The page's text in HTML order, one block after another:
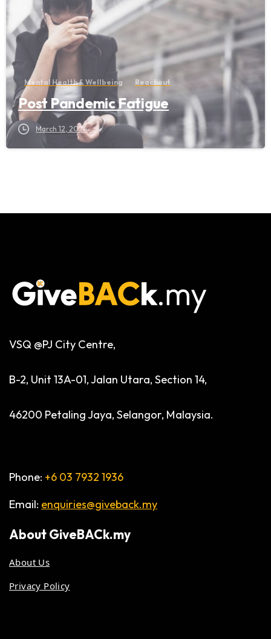
Mental Health & Wellbeing Reachout
Post Pandemic Fatigue
March 12, 2024
VSQ @PJ City Centre,
B-2, Unit 13A-01, Jalan Utara, Section 14,
46200 Petaling Jaya, Selangor, Malaysia.
Phone: +6 03 7932 1936
Email: enquiries@giveback.my
AboutGiveBACk.my
About Us
Privacy Policy